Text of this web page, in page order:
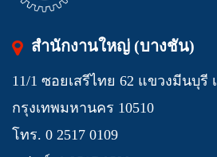
สำนักงานใหญ่ (บางชัน)
11/1 ซอยเสรีไทย 62 แขวงมีนบุรี
กรุงเทพมหานคร 10510
โทร. 0 2517 0109